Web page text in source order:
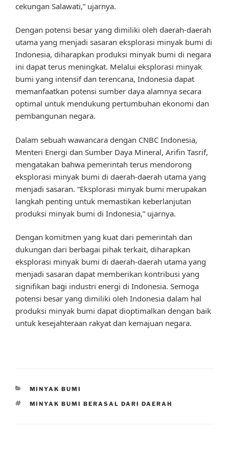
cekungan Salawati,” ujarnya.
Dengan potensi besar yang dimiliki oleh daerah-daerah
utama yang menjadi sasaran eksplorasi minyak bumi di
Indonesia, diharapkan produksi minyak bumi di negara
ini dapat terus meningkat. Melalui eksplorasi minyak
bumi yang intensif dan terencana, Indonesia dapat
memanfaatkan potensi sumber daya alamnya secara
optimal untuk mendukung pertumbuhan ekonomi dan
pembangunan negara.
Dalam sebuah wawancara dengan CNBC Indonesia,
Menteri Energi dan Sumber Daya Mineral, Arifin Tasrif,
mengatakan bahwa pemerintah terus mendorong
eksplorasi minyak bumi di daerah-daerah utama yang
menjadi sasaran. “Eksplorasi minyak bumi merupakan
langkah penting untuk memastikan keberlanjutan
produksi minyak bumi di Indonesia,” ujarnya.
Dengan komitmen yang kuat dari pemerintah dan
dukungan dari berbagai pihak terkait, diharapkan
eksplorasi minyak bumi di daerah-daerah utama yang
menjadi sasaran dapat memberikan kontribusi yang
signifikan bagi industri energi di Indonesia. Semoga
potensi besar yang dimiliki oleh Indonesia dalam hal
produksi minyak bumi dapat dioptimalkan dengan baik
untuk kesejahteraan rakyat dan kemajuan negara.
CATEGORIES
MINYAK BUMI
TAGS
MINYAK BUMI BERASAL DARI DAERAH